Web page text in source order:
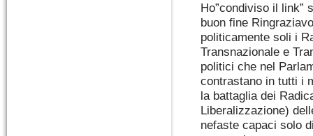
Ho”condiviso il link”
buon fine
politicamente soli i
Transnazionale e
politici che nel
contrastano in tutti i
la battaglia dei
Liberalizzazione)
nefaste capaci solo